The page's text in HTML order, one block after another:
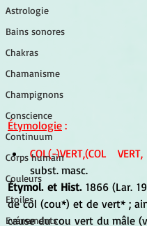
Astrologie
Bains sonores
Chakras
Chamanisme
Champignons
Conscience
Continuum
Corps humain
Couleurs
Etoiles
Evénements
Étymologie :
COL(-)VERT,(COL
subst. masc.
Étymol. et Hist. 1866 (Lar.
de col (cou*) et de vert* ;
cause du cou vert du mâle